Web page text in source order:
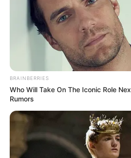
BRAINBERRIES
Who Will Take On The Iconic Role
Rumors